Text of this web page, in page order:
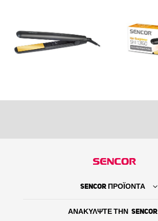
SENCOR ΠΡΟΪΟΝΤΑ
ΑΝΑΚΥΛΨΤΕ ΤΗΝ SENCOR